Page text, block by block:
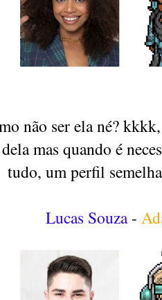
não ser ela né?
mas quando é
tudo, um perfil
Lucas Souza-